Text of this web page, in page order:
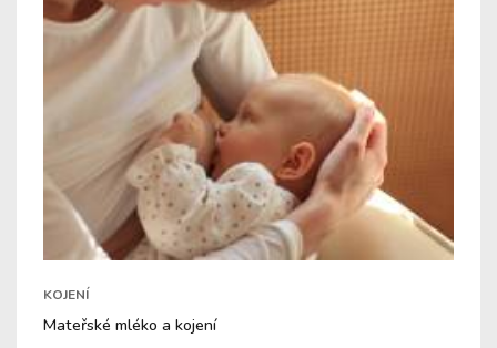
KOJENÍ
Mateřské mléko a kojení